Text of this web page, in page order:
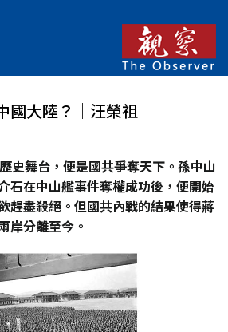
國大陸？│汪榮祖
史舞台，便是國共爭奪天下。孫中山
石在中山艦事件奪權成功後，便開始
趕盡殺絕。但國共內戰的結果使得蔣
岸分離至今。